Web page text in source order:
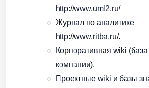
http://www.uml2.ru/
Журнал по аналитике
http://www.ritba.ru/.
Корпоративная wiki (база
компании).
Проектные wiki и базы